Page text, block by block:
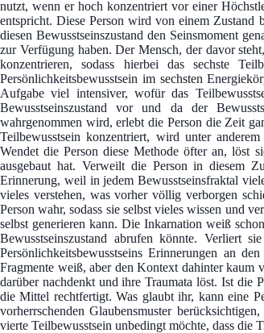
nutzt, wenn er hoch konzentriert vor einer
entspricht. Diese Person wird von einem Zustand
diesen Bewusstseinszustand den Seinsmoment
zur Verfügung haben. Der Mensch, der davor
konzentrieren, sodass hierbei das sechste
Persönlichkeitsbewusstsein im sechsten
Aufgabe viel intensiver, wofür das
Bewusstseinszustand vor und da der
wahrgenommen wird, erlebt die Person die Zeit
Teilbewusstsein konzentriert, wird unter
Wendet die Person diese Methode öfter an, löst
ausgebaut hat. Verweilt die Person in diesem
Erinnerung, weil in jedem Bewusstseinsfraktal
vieles verstehen, was vorher völlig verborgen
Person wahr, sodass sie selbst vieles wissen und
selbst generieren kann. Die Inkarnation weiß
Bewusstseinszustand abrufen könnte. Verliert
Persönlichkeitsbewusstseins Erinnerungen an
Fragmente weiß, aber den Kontext dahinter kaum
darüber nachdenkt und ihre Traumata löst. Ist die
die Mittel rechtfertigt. Was glaubt ihr, kann eine
vorherrschenden Glaubensmuster
vierte Teilbewusstsein unbedingt möchte, dass die